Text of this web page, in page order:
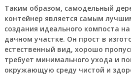
Таким образом, самодельный
контейнер является самым
создания идеального компоста
дачном участке. Он прост в
естественный вид, хорошо
требует минимального ухода и
окружающую среду чистой и